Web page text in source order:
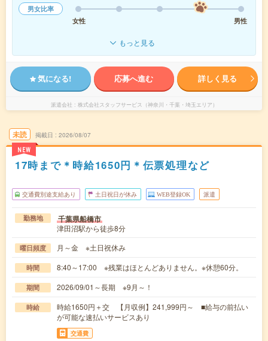
男女比率
女性
男性
もっと見る
気になる! 応募へ進む 詳しく見る
派遣会社 株式会社スタッフサービス（神奈川・千葉・埼玉エリア）
未読
NEW
掲載日 2026/08/07
17時まで＊時給1650円＊伝票処理など
交通費別途支給あり 土日祝日が休み WEB登録OK 派遣
勤務地 千葉県船橋市
津田沼駅から徒歩8分
曜日頻度 月～金 ※土日祝休み
時間 8:40～17:00 ※残業はほとんどありません。※休憩60分。
期間 2026/09/01～長期 ※9月～！
時給
時給1650円＋交 【月収例】241,999円～ ■給与の前払い
が可能な速払いサービスあり
交通費